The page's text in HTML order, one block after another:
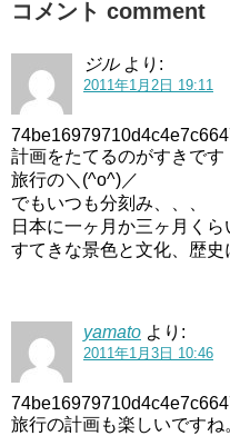
コメント comment
ジル より:
2011年1月2日 19:11
計画をたてるのがすきです
旅行の＼(^o^)／
でもいつも分刻み、、、
日本に一ヶ月か三ヶ月くら
すてきな景色と文化、歴史
yamato より:
2011年1月3日 10:46
旅行の計画も楽しいですね